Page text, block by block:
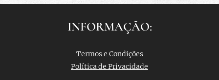
INFORMAÇÃO:
Termos e Condições
Política de Privacidade